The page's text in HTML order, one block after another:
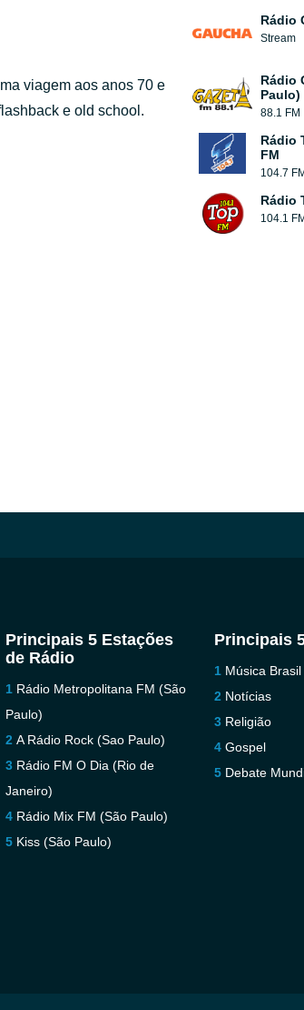
há 45 minutos
viagem aos anos 70 e
e old school.
Rádio
Stream
Rádio
Paulo)
88.1 FM
Rádio
FM
104.7 FM
Rádio
104.1 FM
Principais 5 Estações
de Rádio
Rádio Metropolitana FM (São
Paulo)
A Rádio Rock (Sao Paulo)
Rádio FM O Dia (Rio de
Janeiro)
Rádio Mix FM (São Paulo)
Kiss (São Paulo)
Principais
Música Brasil
Notícias
Religião
Gospel
Debate